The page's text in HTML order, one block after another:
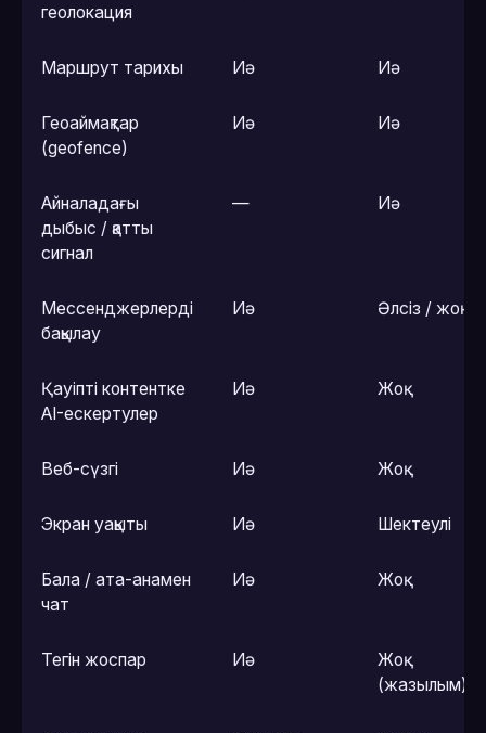
геолокация
Маршрут тарихы Иә Иә
Геоаймақтар
(geofence)
Иә Иә
Айналадағы
дыбыс / қатты
сигнал
— Иә
Мессенджерлерді
бақылау
Иә Әлсіз / жоқ
Қауіпті контентке
AI-ескертулер
Иә Жоқ
Веб-сүзгі Иә Жоқ
Экран уақыты Иә Шектеулі
Бала / ата-анамен
чат
Иә Жоқ
Тегін жоспар Иә
Жоқ
(жазылым)